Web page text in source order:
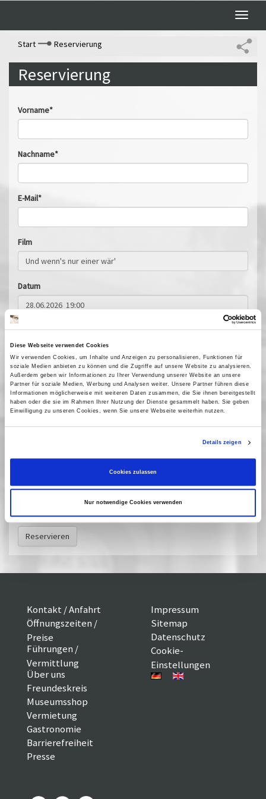
Diese Webseite verwendet Cookies
Wir verwenden Cookies, um Inhalte und Anzeigen zu personalisieren, Funktionen für
soziale Medien anbieten zu können und die Zugriffe auf unsere Website zu analysieren.
Außerdem geben wir Informationen zu Ihrer Verwendung unserer Website an unsere
Partner für soziale Medien, Werbung und Analysen weiter. Unsere Partner führen diese
Informationen möglicherweise mit weiteren Daten zusammen, die Sie ihnen bereitgestellt
haben oder die sie im Rahmen Ihrer Nutzung der Dienste gesammelt haben. Sie geben
Einwilligung zu unseren Cookies, wenn Sie unsere Webseite weiterhin nutzen.
Details zeigen
Cookies zulassen
Nur notwendige Cookies verwenden
Toggle
Start
Reservierung
Reservierung
Vorname*
Nachname*
E-Mail*
Film
Datum
Anzahl*
Kinoprogramm abonnieren?
Sicherheitscode
Reservieren
Kontakt / Anfahrt
Öffnungszeiten /
Preise
Führungen /
Vermittlung
Über uns
Freundeskreis
Museumsshop
Vermietung
Gastronomie
Barrierefreiheit
Presse
Impressum
Sitemap
Datenschutz
Cookie-
Einstellungen